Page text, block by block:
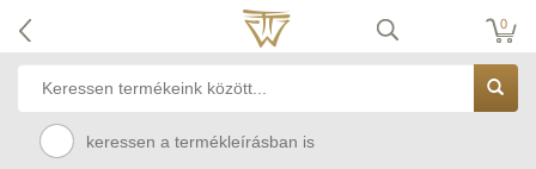
0
keressen a termékleírásban is